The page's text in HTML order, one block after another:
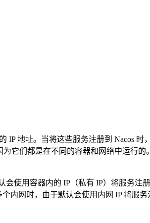
IP 地址。当将这些服务注册到 Nacos
它们都是在不同的容器和网络中运行的。
使用容器内的 IP（私有 IP）将服务注
内网时，由于默认会使用内网 IP 将服